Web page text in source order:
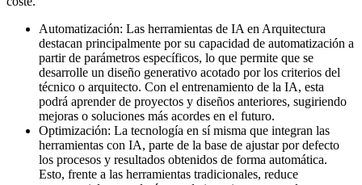
Automatización: Las herramientas de IA en Arquitectura
destacan principalmente por su capacidad de automatización a
partir de parámetros específicos, lo que permite que se
desarrolle un diseño generativo acotado por los criterios del
técnico o arquitecto. Con el entrenamiento de la IA, esta
podrá aprender de proyectos y diseños anteriores, sugiriendo
mejoras o soluciones más acordes en el futuro.
Optimización: La tecnología en sí misma que integran las
herramientas con IA, parte de la base de ajustar por defecto
los procesos y resultados obtenidos de forma automática.
Esto, frente a las herramientas tradicionales, reduce